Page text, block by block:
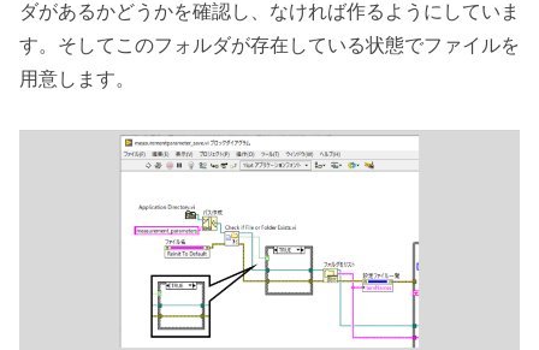
ダがあるかどうかを確認し、なければ作るようにしていま
す。そしてこのフォルダが存在している状態でファイルを
用意します。